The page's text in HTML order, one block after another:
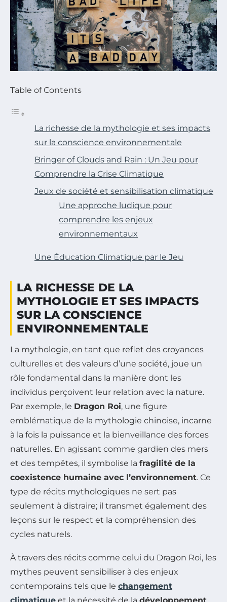
Table of Contents
La richesse de la mythologie et ses impacts
sur la conscience environnementale
Bringer of Clouds and Rain : Un Jeu pour
Comprendre la Crise Climatique
Jeux de société et sensibilisation climatique
Une approche ludique pour
comprendre les enjeux
environnementaux
Une Éducation Climatique par le Jeu
LA RICHESSE DE LA
MYTHOLOGIE ET SES IMPACTS
SUR LA CONSCIENCE
ENVIRONNEMENTALE
La mythologie, en tant que reflet des croyances
culturelles et des valeurs d’une société, joue un
rôle fondamental dans la manière dont les
individus perçoivent leur relation avec la nature.
Par exemple, le Dragon Roi, une figure
emblématique de la mythologie chinoise, incarne
à la fois la puissance et la bienveillance des forces
naturelles. En agissant comme gardien des mers
et des tempêtes, il symbolise la fragilité de la
coexistence humaine avec l’environnement. Ce
type de récits mythologiques ne sert pas
seulement à distraire; il transmet également des
leçons sur le respect et la compréhension des
cycles naturels.
À travers des récits comme celui du Dragon Roi, les
mythes peuvent sensibiliser à des enjeux
contemporains tels que le changement